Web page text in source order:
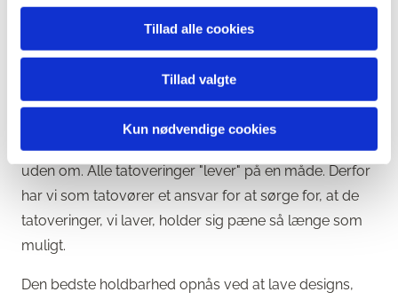
Tillad alle cookies
Tillad valgte
Kun nødvendige cookies
flotte så længe som muligt. Størrelsen har en stor
betydning her – små tatoveringer vil sjældent være
pæne resten af livet. Hvis man vil have noget, der
holder i rigtig lang tid, taler vi om større tatoveringer
som en hel arm eller ryg.
Huden ældes, og det er et faktum, vi ikke kan komme
uden om. Alle tatoveringer "lever" på en måde. Derfor
har vi som tatovører et ansvar for at sørge for, at de
tatoveringer, vi laver, holder sig pæne så længe som
muligt.
Den bedste holdbarhed opnås ved at lave designs,